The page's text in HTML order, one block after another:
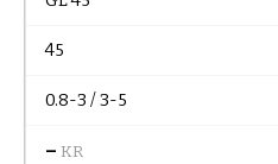
45
0.8-3 / 3-5
– KR